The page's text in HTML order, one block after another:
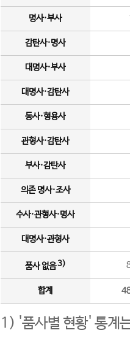
명사·부사
감탄사·명사
대명사·부사
대명사·감탄사
동사·형용사
관형사·감탄사
부사·감탄사
의존 명사·조사
수사·관형사·명사
대명사·관형사
품사 없음3)
합계
1) '품사별 현황' 통계